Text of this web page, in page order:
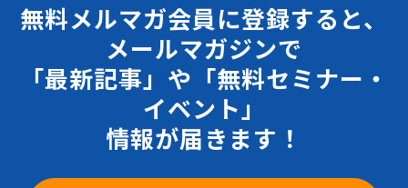
無料メルマガ会員に登録すると、
メールマガジンで
「最新記事」や「無料セミナー・
イベント」
情報が届きます！